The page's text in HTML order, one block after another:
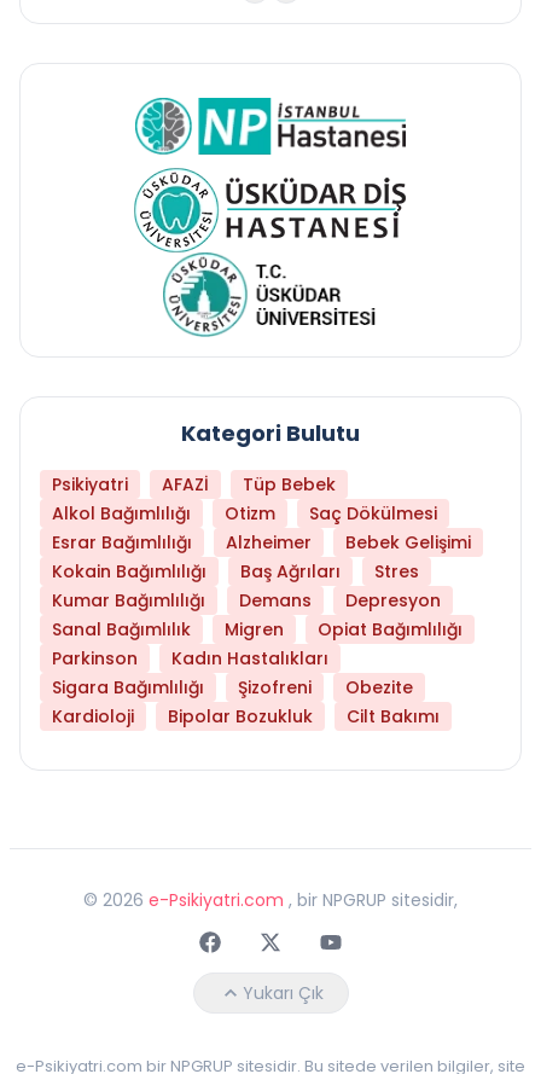
Kategori Bulutu
Psikiyatri AFAZİ
Tüp Bebek
Alkol Bağımlılığı
Otizm
Saç Dökülmesi
Esrar Bağımlılığı
Alzheimer
Bebek Gelişimi
Kokain Bağımlılığı
Baş Ağrıları
Stres
Kumar Bağımlılığı
Demans
Depresyon
Sanal Bağımlılık
Migren
Opiat Bağımlılığı
Parkinson
Kadın Hastalıkları
Sigara Bağımlılığı
Şizofreni
Obezite
Kardioloji
Bipolar Bozukluk Cilt Bakımı
© 2026 e-Psikiyatri.com , bir NPGRUP sitesidir,
FaceebokTwitterYoutube
Yukarı Çık
e-Psikiyatri.com bir NPGRUP sitesidir. Bu sitede verilen bilgiler, site